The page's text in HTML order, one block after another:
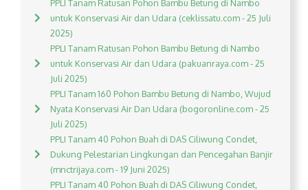
PPLI Tanam Ratusan Pohon Bambu Betung di Nambo
untuk Konservasi Air dan Udara (ceklissatu.com - 25 Juli
2025)
PPLI Tanam Ratusan Pohon Bambu Betung di Nambo
untuk Konservasi Air dan Udara (pakuanraya.com - 25
Juli 2025)
PPLI Tanam 160 Pohon Bambu Betung di Nambo, Wujud
Nyata Konservasi Air Dan Udara (bogoronline.com - 25
Juli 2025)
PPLI Tanam 40 Pohon Buah di DAS Ciliwung Condet,
Dukung Pelestarian Lingkungan dan Pencegahan Banjir
(mnctrijaya.com - 19 Juni 2025)
PPLI Tanam 40 Pohon Buah di DAS Ciliwung Condet,